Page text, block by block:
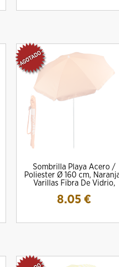
Sombrilla Playa Acero /
Poliester Ø 160 cm,
Varillas Fibra De Vidrio,
8.05 €